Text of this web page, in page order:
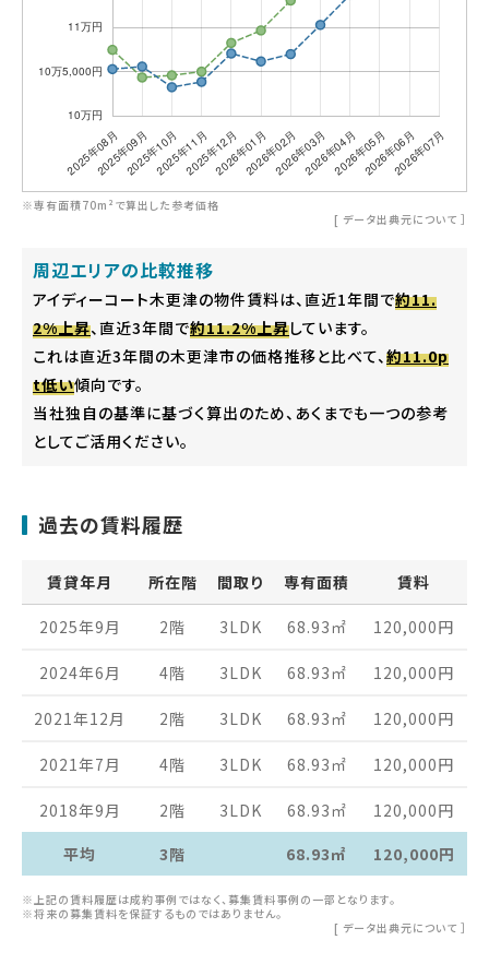
※専有面積70m²で算出した参考価格
[ データ出典元について ］
周辺エリアの比較推移
アイディーコート木更津の物件賃料は、直近1年間で約11.
2%上昇、直近3年間で約11.2%上昇しています。
これは直近3年間の木更津市の価格推移と比べて、 約11.0p
t低い傾向です。
当社独自の基準に基づく算出のため、あくまでも一つの参考
としてご活用ください。
過去の賃料履歴
賃貸年月 所在階 間取り 専有面積 賃料
2025年9月 2階 3LDK 68.93 ㎡ 120,000円
2024年6月 4階 3LDK 68.93 ㎡ 120,000円
2021年12月 2階 3LDK 68.93 ㎡ 120,000円
2021年7月 4階 3LDK 68.93 ㎡ 120,000円
2018年9月 2階 3LDK 68.93 ㎡ 120,000円
平均
3階 68.93㎡ 120,000円
※上記の賃料履歴は成約事例ではなく、募集賃料事例の一部となります。
※将来の募集賃料を保証するものではありません。
[ データ出典元について ］